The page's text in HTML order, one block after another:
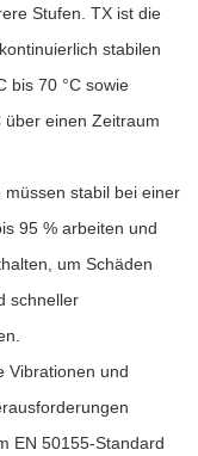
Stufen. TX ist die
stabilen
bis 70 °C sowie
über einen Zeitraum
müssen stabil bei einer
95 % arbeiten und
um Schäden
schneller
Vibrationen und
EN 50155-Standard